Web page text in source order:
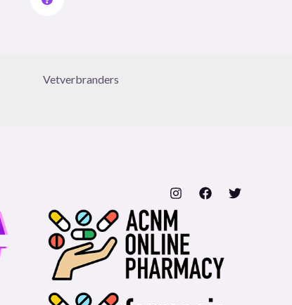
Vetverbranders